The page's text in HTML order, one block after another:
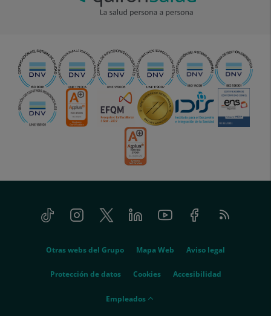
Tiktok InstagramTwitter LinkedinYoutube FacebookFeed
RSS
Otras webs del Grupo Mapa Web Aviso legal
Protección de datos Cookies Accesibilidad
empleados
Empleados